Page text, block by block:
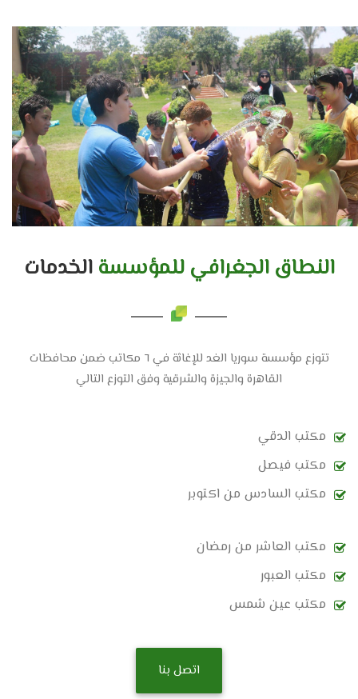
النطاق الجغرافي للمؤسسةالخدمات
تتوزع مؤسسة سوريا الغد للإغاثة في ٦ مكاتب ضمن محافظات
القاهرة والجيزة والشرقية وفق التوزع التالي
مكتب الدقي
مكتب فيصل
مكتب السادس من اكتوبر
مكتب العاشر من رمضان
مكتب العبور
مكتب عين شمس
اتصل بنا